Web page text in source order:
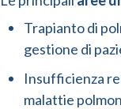
Trapianto di
gestione di
Insufficienza
malattie